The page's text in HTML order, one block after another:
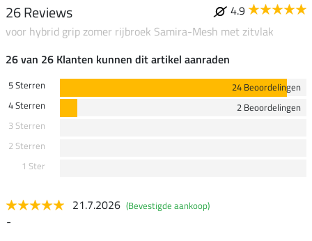
26 Reviews
4.9
voor hybrid grip zomer rijbroek Samira-Mesh met zitvlak
26 van 26 Klanten kunnen dit artikel aanraden
5 Sterren
24 Beoordelingen
4 Sterren
2 Beoordelingen
3 Sterren
2 Sterren
1 Ster
21.7.2026 (Bevestigde aankoop)
-